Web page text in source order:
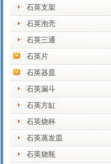
石英支架
石英泡壳
石英三通
石英片
石英器皿
石英漏斗
石英方缸
石英烧杯
石英蒸发皿
石英烧瓶